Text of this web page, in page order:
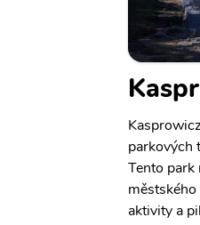
parkových
Tento park
aktivity a